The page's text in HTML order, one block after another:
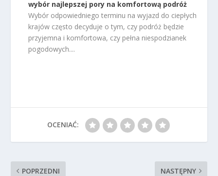
wybór najlepszej pory na komfortową podróż
Wybór odpowiedniego terminu na wyjazd do ciepłych
krajów często decyduje o tym, czy podróż będzie
przyjemna i komfortowa, czy pełna niespodzianek
pogodowych....
OCENIAĆ:
POPRZEDNI NASTĘPNY